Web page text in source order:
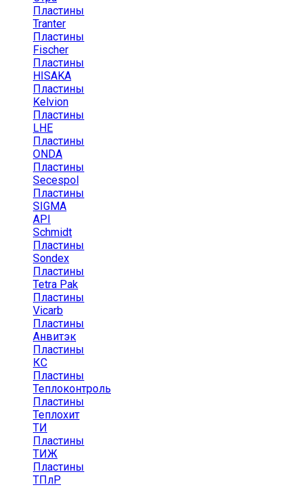
Пластины
Tranter
Пластины
Fischer
Пластины
HISAKA
Пластины
Kelvion
Пластины
LHE
Пластины
ONDA
Пластины
Secespol
Пластины
SIGMA
API
Schmidt
Пластины
Sondex
Пластины
Tetra Pak
Пластины
Vicarb
Пластины
Анвитэк
Пластины
КС
Пластины
Теплоконтроль
Пластины
Теплохит
ТИ
Пластины
ТИЖ
Пластины
ТПлР